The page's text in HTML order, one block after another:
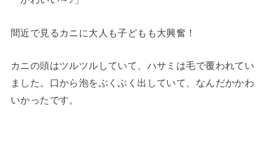
間近で見るカニに大人も子どもも大興奮！
カニの頭はツルツルしていて、ハサミは毛で覆われてい
ました。口から泡をぶくぶく出していて、なんだかかわ
いかったです。